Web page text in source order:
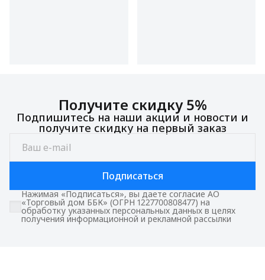
Получите скидку 5%
Подпишитесь на наши акции и новости и
получите скидку на первый заказ
Подписаться
Нажимая «Подписаться», вы даете согласие АО
«Торговый дом ББК» (ОГРН 1227700808477) на
обработку указанных персональных данных в целях
получения информационной и рекламной рассылки